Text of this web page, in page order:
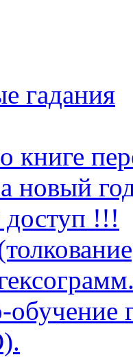
гадания
книге
новый
!!!
обучение